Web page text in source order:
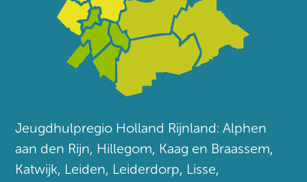
Jeugdhulpregio Holland Rijnland: Alphen
aan den Rijn, Hillegom, Kaag en Braassem,
Katwijk, Leiden, Leiderdorp, Lisse,